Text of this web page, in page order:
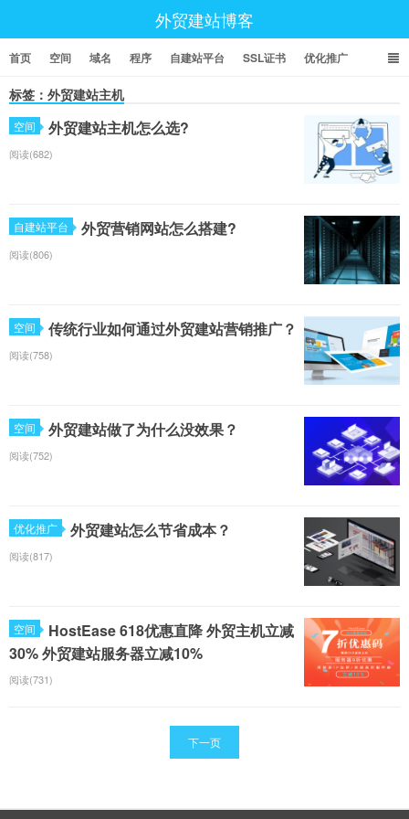
外贸建站博客
首页 空间 域名 程序 自建站平台 SSL证书 优化推广
标签：外贸建站主机
空间 外贸建站主机怎么选?
阅读(682)
自建站平台 外贸营销网站怎么搭建?
阅读(806)
空间 传统行业如何通过外贸建站营销推广？
阅读(758)
空间 外贸建站做了为什么没效果？
阅读(752)
优化推广 外贸建站怎么节省成本？
阅读(817)
空间
HostEase 618优惠直降 外贸主机立减
30% 外贸建站服务器立减10%
阅读(731)
下一页